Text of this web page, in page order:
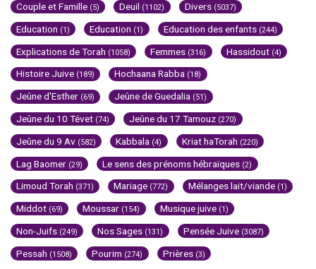
Couple et Famille (5) Deuil (1102) Divers (5037)
Education (1) Education (1) Education des enfants (244)
Explications de Torah (1058) Femmes (316) Hassidout (4)
Histoire Juive (189) Hochaana Rabba (18)
Jeûne d'Esther (69) Jeûne de Guedalia (51)
Jeûne du 10 Tévet (74) Jeûne du 17 Tamouz (270)
Jeûne du 9 Av (582) Kabbala (4) Kriat haTorah (220)
Lag Baomer (29) Le sens des prénoms hébraïques (2)
Limoud Torah (371) Mariage (772) Mélanges lait/viande (1)
Middot (69) Moussar (154) Musique juive (1)
Non-Juifs (249) Nos Sages (131) Pensée Juive (3087)
Pessah (1508) Pourim (274) Prières (3)